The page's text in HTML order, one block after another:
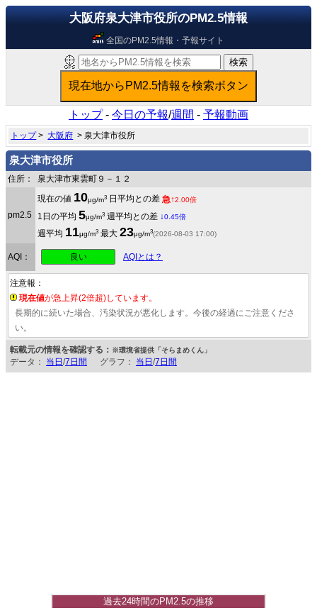
大阪府泉大津市役所のPM2.5情報
全国のPM2.5情報・予報サイト
トップ- 今日の予報/週間 - 予報動画
トップ>大阪府 > 泉大津市役所
泉大津市役所
住所： 泉大津市東雲町９－１２
pm2.5
現在の値 10μg/m3 日平均との差 急↑2.00倍
1日の平均 5μg/m3 週平均との差 ↓0.45倍
週平均 11μg/m3 最大 23μg/m3(2026-08-03 17:00)
AQI： 良い AQIとは？
注意報：
現在値が急上昇(2倍超)しています。
長期的に続いた場合、汚染状況が悪化します。今後の経過にご注意くださ
い。
転載元の情報を確認する： ※環境省提供「そらまめくん」
データ： 当日 /7日間 グラフ： 当日 /7日間
過去24時間のPM2.5の推移